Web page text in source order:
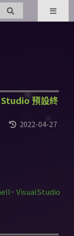
預設終
2022-04-27
VisualStudio